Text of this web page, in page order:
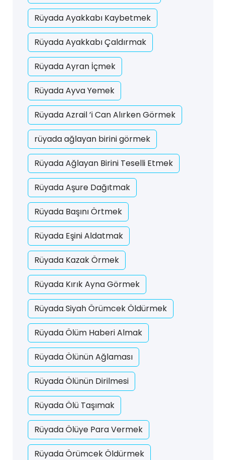
Rüyada Ayakkabı Kaybetmek
Rüyada Ayakkabı Çaldırmak
Rüyada Ayran İçmek
Rüyada Ayva Yemek
Rüyada Azrail ’i Can Alırken Görmek
rüyada ağlayan birini görmek
Rüyada Ağlayan Birini Teselli Etmek
Rüyada Aşure Dağıtmak
Rüyada Başını Örtmek
Rüyada Eşini Aldatmak
Rüyada Kazak Örmek
Rüyada Kırık Ayna Görmek
Rüyada Siyah Örümcek Öldürmek
Rüyada Ölüm Haberi Almak
Rüyada Ölünün Ağlaması
Rüyada Ölünün Dirilmesi
Rüyada Ölü Taşımak
Rüyada Ölüye Para Vermek
Rüyada Örümcek Öldürmek